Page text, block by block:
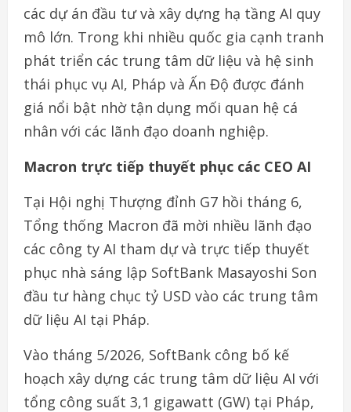
các dự án đầu tư và xây dựng hạ tầng AI quy
mô lớn. Trong khi nhiều quốc gia cạnh tranh
phát triển các trung tâm dữ liệu và hệ sinh
thái phục vụ AI, Pháp và Ấn Độ được đánh
giá nổi bật nhờ tận dụng mối quan hệ cá
nhân với các lãnh đạo doanh nghiệp.
Macron trực tiếp thuyết phục các CEO AI
Tại Hội nghị Thượng đỉnh G7 hồi tháng 6,
Tổng thống Macron đã mời nhiều lãnh đạo
các công ty AI tham dự và trực tiếp thuyết
phục nhà sáng lập SoftBank Masayoshi Son
đầu tư hàng chục tỷ USD vào các trung tâm
dữ liệu AI tại Pháp.
Vào tháng 5/2026, SoftBank công bố kế
hoạch xây dựng các trung tâm dữ liệu AI với
tổng công suất 3,1 gigawatt (GW) tại Pháp,